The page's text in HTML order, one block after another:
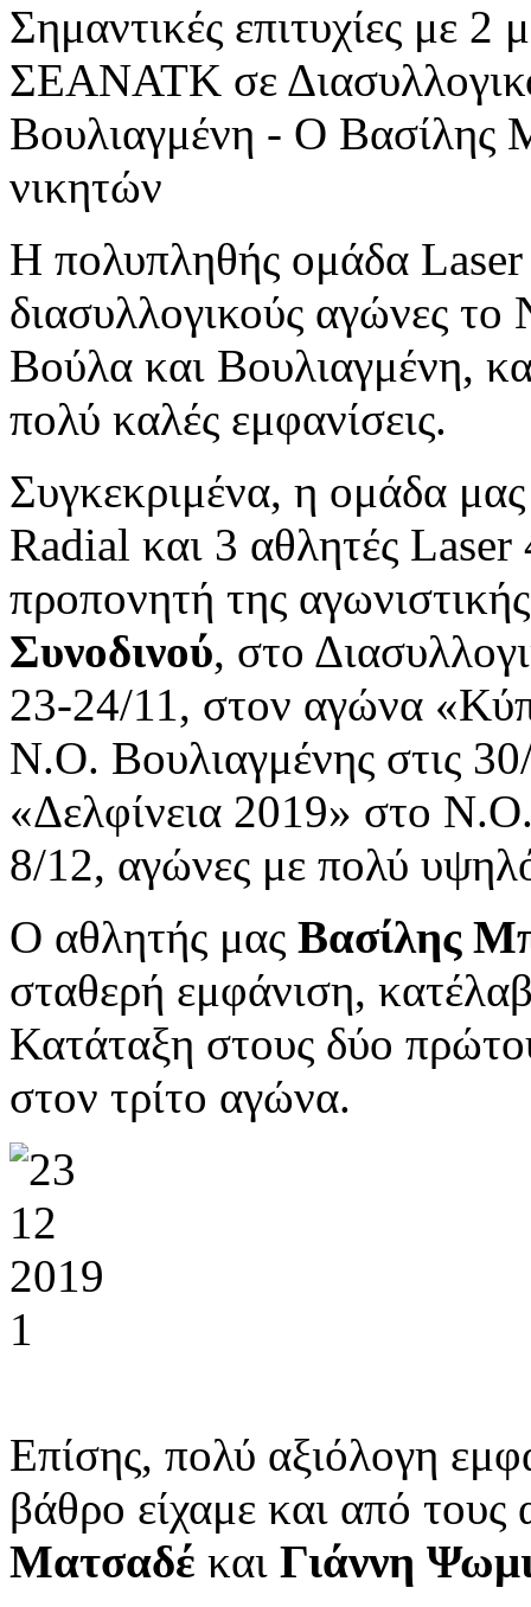
Σημαντικές επιτυχίες με
ΣΕΑΝΑΤΚ σε
Βουλιαγμένη - Ο Βασίλης
νικητών
Η πολυπληθής ομάδα
διασυλλογικούς αγώνες
Βούλα και Βουλιαγμένη,
πολύ καλές εμφανίσεις.
Συγκεκριμένα, η ομάδα
Radial και 3 αθλητές
προπονητή της
Συνοδινού, στο
23-24/11, στον αγώνα
Ν.Ο. Βουλιαγμένης στις
«Δελφίνεια 2019» στο
8/12, αγώνες με πολύ
Ο αθλητής μας Βασίλης
σταθερή εμφάνιση,
Κατάταξη στους δύο
στον τρίτο αγώνα.
Επίσης, πολύ αξιόλογη
βάθρο είχαμε και από τους
Ματσαδέ και Γιάννη